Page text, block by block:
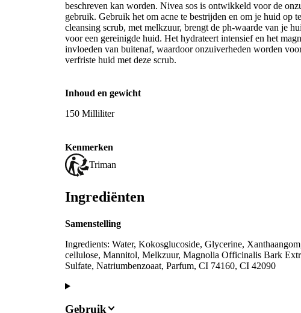
beschreven kan worden. Nivea sos is ontwikkeld voor de
gebruik. Gebruik het om acne te bestrijden en om je huid op
cleansing scrub, met melkzuur, brengt de ph-waarde van je
voor een gereinigde huid. Het hydrateert intensief en het
invloeden van buitenaf, waardoor onzuiverheden worden
verfriste huid met deze scrub.
Inhoud en gewicht
150 Milliliter
Kenmerken
Triman
Ingrediënten
Samenstelling
Ingredients: Water, Kokosglucoside, Glycerine,
cellulose, Mannitol, Melkzuur, Magnolia Officinalis Bark
Sulfate, Natriumbenzoaat, Parfum, CI 74160, CI 42090
Gebruik